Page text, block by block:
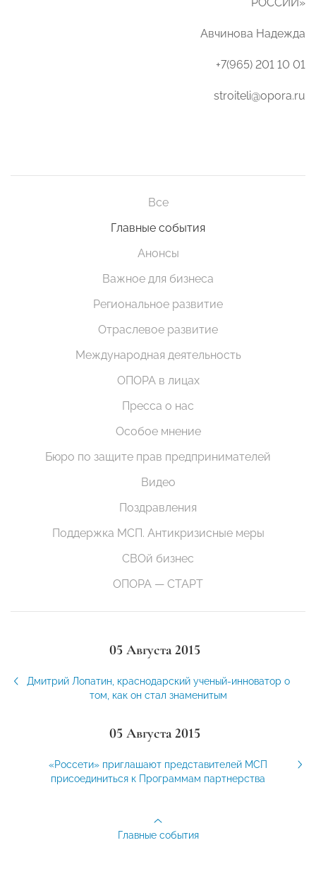
Авчинова Надежда
+7(965) 201 10 01
stroiteli@opora.ru
Все
Главные события
Анонсы
Важное для бизнеса
Региональное развитие
Отраслевое развитие
Международная деятельность
ОПОРА в лицах
Пресса о нас
Особое мнение
Бюро по защите прав предпринимателей
Видео
Поздравления
Поддержка МСП. Антикризисные меры
СВОй бизнес
ОПОРА — СТАРТ
05 Августа 2015
Дмитрий Лопатин, краснодарский ученый-инноватор о
том, как он стал знаменитым
05 Августа 2015
«Россети» приглашают представителей МСП
присоединиться к Программам партнерства
Главные события